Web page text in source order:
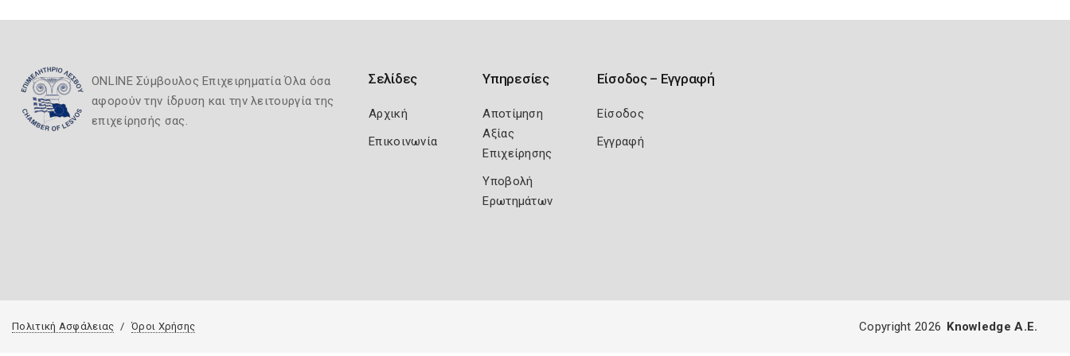
ONLINE Σύμβουλος Επιχειρηματία Όλα όσα
αφορούν την ίδρυση και την λειτουργία της
επιχείρησής σας.
Σελίδες
Αρχική
Επικοινωνία
Υπηρεσίες
Αποτίμηση
Αξίας
Επιχείρησης
Υποβολή
Ερωτημάτων
Είσοδος – Εγγραφή
Είσοδος
Εγγραφή
Πολιτική Ασφάλειας Όροι Χρήσης Copyright 2026 Knowledge A.E.